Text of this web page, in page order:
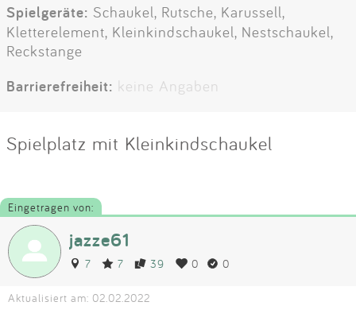
Spielgeräte: Schaukel, Rutsche, Karussell,
Kletterelement, Kleinkindschaukel, Nestschaukel,
Reckstange
Barrierefreiheit: keine Angaben
Spielplatz mit Kleinkindschaukel
Eingetragen von:
jazze61
7 7 39 0 0
Aktualisiert am: 02.02.2022